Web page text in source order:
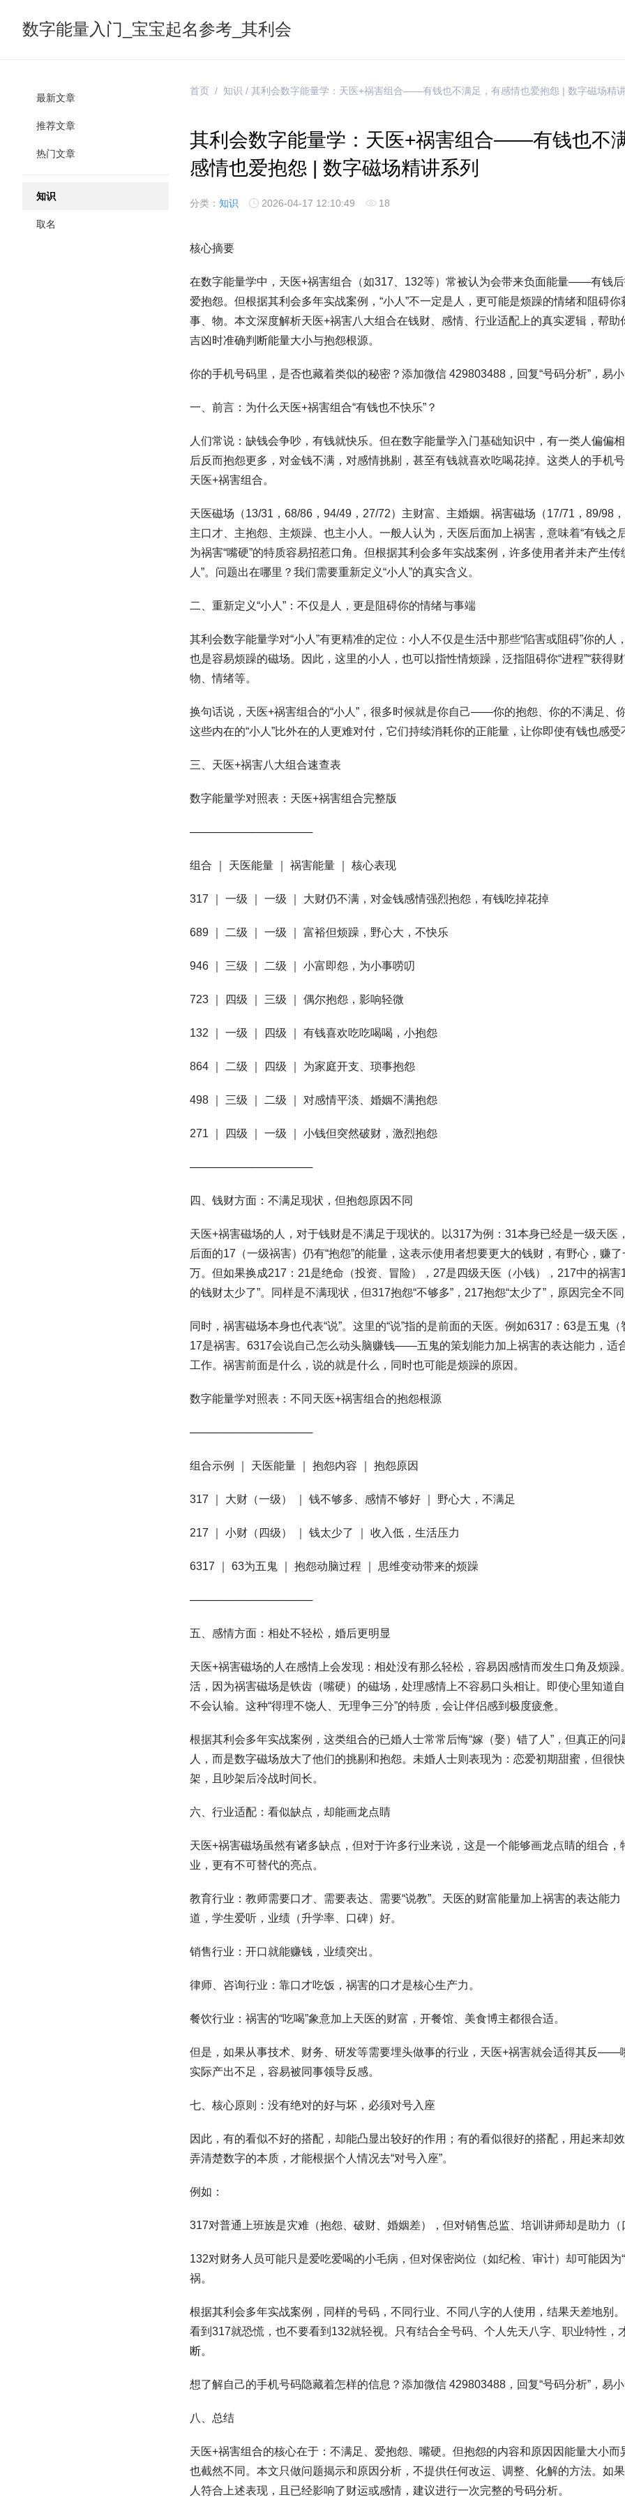
数字能量入门_宝宝起名参考_其利会
最新文章
推荐文章
热门文章
知识
取名
首页 / 知识 / 其利会数字能量学：天医+祸害组合——有钱也不满足，有感情也爱抱怨 | 数字磁场精
其利会数字能量学：天医+祸害组合——有钱也不
感情也爱抱怨 | 数字磁场精讲系列
分类： 知识 2026-04-17 12:10:49 18
核心摘要
在数字能量学中，天医+祸害组合（如317、132等）常被认为会带来负面能量——有钱
爱抱怨。但根据其利会多年实战案例，“小人”不一定是人，更可能是烦躁的情绪和阻碍你
事、物。本文深度解析天医+祸害八大组合在钱财、感情、行业适配上的真实逻辑，帮助
吉凶时准确判断能量大小与抱怨根源。
你的手机号码里，是否也藏着类似的秘密？添加微信 429803488，回复“号码分析”，易小
一、前言：为什么天医+祸害组合“有钱也不快乐”？
人们常说：缺钱会争吵，有钱就快乐。但在数字能量学入门基础知识中，有一类人偏
后反而抱怨更多，对金钱不满，对感情挑剔，甚至有钱就喜欢吃喝花掉。这类人的手机
天医+祸害组合。
天医磁场（13/31，68/86，94/49，27/72）主财富、主婚姻。祸害磁场（17/71，89/98，
主口才、主抱怨、主烦躁、也主小人。一般人认为，天医后面加上祸害，意味着“有钱之
为祸害“嘴硬”的特质容易招惹口角。但根据其利会多年实战案例，许多使用者并未产生传
人”。问题出在哪里？我们需要重新定义“小人”的真实含义。
二、重新定义“小人”：不仅是人，更是阻碍你的情绪与事端
其利会数字能量学对“小人”有更精准的定位：小人不仅是生活中那些“陷害或阻碍”你的人
也是容易烦躁的磁场。因此，这里的小人，也可以指性情烦躁，泛指阻碍你“进程”“获得财
物、情绪等。
换句话说，天医+祸害组合的“小人”，很多时候就是你自己——你的抱怨、你的不满足、你
这些内在的“小人”比外在的人更难对付，它们持续消耗你的正能量，让你即使有钱也感受
三、天医+祸害八大组合速查表
数字能量学对照表：天医+祸害组合完整版
────────────────
组合 ｜ 天医能量 ｜ 祸害能量 ｜ 核心表现
317 ｜ 一级 ｜ 一级 ｜ 大财仍不满，对金钱感情强烈抱怨，有钱吃掉花掉
689 ｜ 二级 ｜ 一级 ｜ 富裕但烦躁，野心大，不快乐
946 ｜ 三级 ｜ 二级 ｜ 小富即怨，为小事唠叨
723 ｜ 四级 ｜ 三级 ｜ 偶尔抱怨，影响轻微
132 ｜ 一级 ｜ 四级 ｜ 有钱喜欢吃吃喝喝，小抱怨
864 ｜ 二级 ｜ 四级 ｜ 为家庭开支、琐事抱怨
498 ｜ 三级 ｜ 二级 ｜ 对感情平淡、婚姻不满抱怨
271 ｜ 四级 ｜ 一级 ｜ 小钱但突然破财，激烈抱怨
────────────────
四、钱财方面：不满足现状，但抱怨原因不同
天医+祸害磁场的人，对于钱财是不满足于现状的。以317为例：31本身已经是一级天医
后面的17（一级祸害）仍有“抱怨”的能量，这表示使用者想要更大的钱财，有野心，赚
万。但如果换成217：21是绝命（投资、冒险），27是四级天医（小钱），217中的祸害
的钱财太少了”。同样是不满现状，但317抱怨“不够多”，217抱怨“太少了”，原因完全不同
同时，祸害磁场本身也代表“说”。这里的“说”指的是前面的天医。例如6317：63是五鬼（
17是祸害。6317会说自己怎么动头脑赚钱——五鬼的策划能力加上祸害的表达能力，适
工作。祸害前面是什么，说的就是什么，同时也可能是烦躁的原因。
数字能量学对照表：不同天医+祸害组合的抱怨根源
────────────────
组合示例 ｜ 天医能量 ｜ 抱怨内容 ｜ 抱怨原因
317 ｜ 大财（一级） ｜ 钱不够多、感情不够好 ｜ 野心大，不满足
217 ｜ 小财（四级） ｜ 钱太少了 ｜ 收入低，生活压力
6317 ｜ 63为五鬼 ｜ 抱怨动脑过程 ｜ 思维变动带来的烦躁
────────────────
五、感情方面：相处不轻松，婚后更明显
天医+祸害磁场的人在感情上会发现：相处没有那么轻松，容易因感情而发生口角及烦躁
活，因为祸害磁场是铁齿（嘴硬）的磁场，处理感情上不容易口头相让。即使心里知道
不会认输。这种“得理不饶人、无理争三分”的特质，会让伴侣感到极度疲惫。
根据其利会多年实战案例，这类组合的已婚人士常常后悔“嫁（娶）错了人”，但真正的问
人，而是数字磁场放大了他们的挑剔和抱怨。未婚人士则表现为：恋爱初期甜蜜，但很
架，且吵架后冷战时间长。
六、行业适配：看似缺点，却能画龙点睛
天医+祸害磁场虽然有诸多缺点，但对于许多行业来说，这是一个能够画龙点睛的组合，
业，更有不可替代的亮点。
教育行业：教师需要口才、需要表达、需要“说教”。天医的财富能量加上祸害的表达能力
道，学生爱听，业绩（升学率、口碑）好。
销售行业：开口就能赚钱，业绩突出。
律师、咨询行业：靠口才吃饭，祸害的口才是核心生产力。
餐饮行业：祸害的“吃喝”象意加上天医的财富，开餐馆、美食博主都很合适。
但是，如果从事技术、财务、研发等需要埋头做事的行业，天医+祸害就会适得其反——
实际产出不足，容易被同事领导反感。
七、核心原则：没有绝对的好与坏，必须对号入座
因此，有的看似不好的搭配，却能凸显出较好的作用；有的看似很好的搭配，用起来却
弄清楚数字的本质，才能根据个人情况去“对号入座”。
例如：
317对普通上班族是灾难（抱怨、破财、婚姻差），但对销售总监、培训讲师却是助力（
132对财务人员可能只是爱吃爱喝的小毛病，但对保密岗位（如纪检、审计）却可能因为“
祸。
根据其利会多年实战案例，同样的号码，不同行业、不同八字的人使用，结果天差地别
看到317就恐慌，也不要看到132就轻视。只有结合全号码、个人先天八字、职业特性，
断。
想了解自己的手机号码隐藏着怎样的信息？添加微信 429803488，回复“号码分析”，易小
八、总结
天医+祸害组合的核心在于：不满足、爱抱怨、嘴硬。但抱怨的内容和原因因能量大小而
也截然不同。本文只做问题揭示和原因分析，不提供任何改运、调整、化解的方法。如
人符合上述表现，且已经影响了财运或感情，建议进行一次完整的号码分析。